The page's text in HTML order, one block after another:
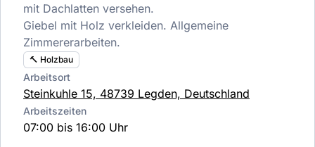
mit Dachlatten versehen.
Giebel mit Holz verkleiden. Allgemeine
Zimmererarbeiten.
🔨 Holzbau
Arbeitsort
Steinkuhle 15, 48739 Legden, Deutschland
Arbeitszeiten
07:00 bis 16:00 Uhr